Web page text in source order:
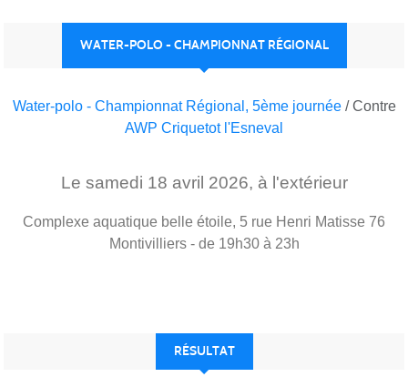
WATER-POLO - CHAMPIONNAT RÉGIONAL
Water-polo - Championnat Régional, 5ème journée / Contre
AWP Criquetot l'Esneval
Le samedi 18 avril 2026, à l'extérieur
Complexe aquatique belle étoile, 5 rue Henri Matisse 76
Montivilliers - de 19h30 à 23h
RÉSULTAT